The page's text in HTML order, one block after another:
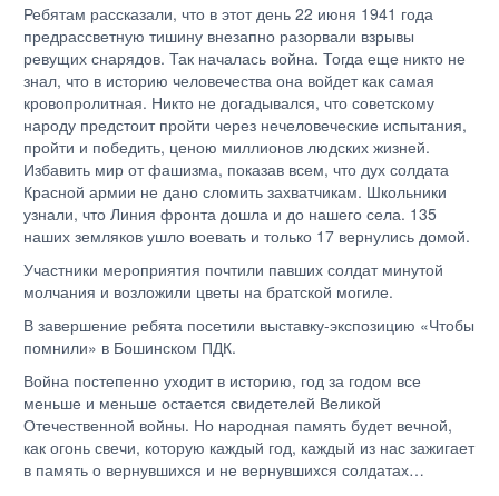
Ребятам рассказали, что в этот день 22 июня 1941 года
предрассветную тишину внезапно разорвали взрывы
ревущих снарядов. Так началась война. Тогда еще никто не
знал, что в историю человечества она войдет как самая
кровопролитная. Никто не догадывался, что советскому
народу предстоит пройти через нечеловеческие испытания,
пройти и победить, ценою миллионов людских жизней.
Избавить мир от фашизма, показав всем, что дух солдата
Красной армии не дано сломить захватчикам. Школьники
узнали, что Линия фронта дошла и до нашего села. 135
наших земляков ушло воевать и только 17 вернулись домой.
Участники мероприятия почтили павших солдат минутой
молчания и возложили цветы на братской могиле.
В завершение ребята посетили выставку-экспозицию «Чтобы
помнили» в Бошинском ПДК.
Война постепенно уходит в историю, год за годом все
меньше и меньше остается свидетелей Великой
Отечественной войны. Но народная память будет вечной,
как огонь свечи, которую каждый год, каждый из нас зажигает
в память о вернувшихся и не вернувшихся солдатах…